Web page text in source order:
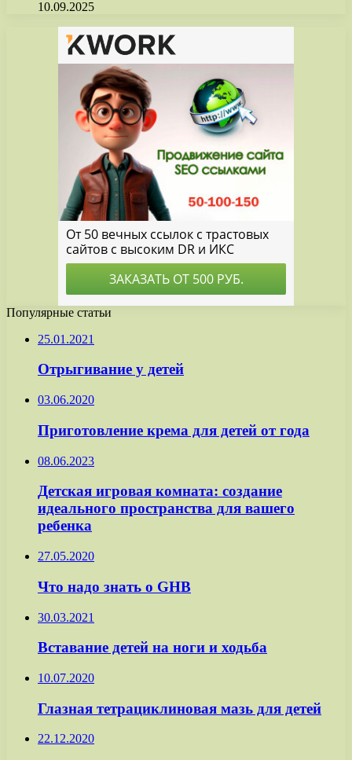
10.09.2025
Популярные статьи
25.01.2021
Отрыгивание у детей
03.06.2020
Приготовление крема для детей от года
08.06.2023
Детская игровая комната: создание
идеального пространства для вашего
ребенка
27.05.2020
Что надо знать о GНВ
30.03.2021
Вставание детей на ноги и ходьба
10.07.2020
Глазная тетрациклиновая мазь для детей
22.12.2020